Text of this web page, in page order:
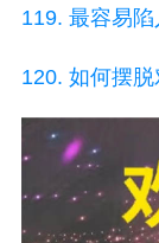
119. 最容易
120. 如何摆脱